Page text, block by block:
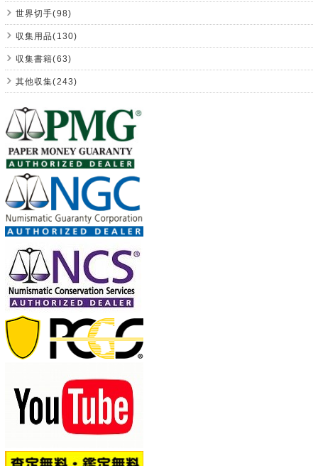
世界切手(98)
収集用品(130)
収集書籍(63)
其他収集(243)